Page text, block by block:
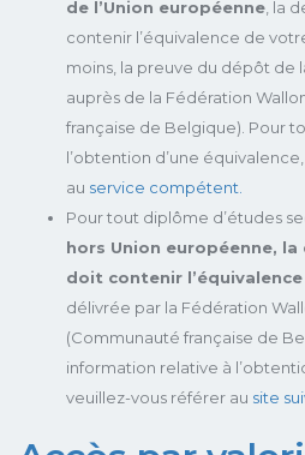
de l’Union européenne , la
contenir l’équivalence de
moins, la preuve du dépôt de
auprès de la Fédération
française de Belgique). Pour
l’obtention d’une
au service compétent.
Pour tout diplôme d’études
hors Union européenne, la
doit contenir
délivrée par la Fédération
(Communauté française de
information relative à
veuillez-vous référer au site